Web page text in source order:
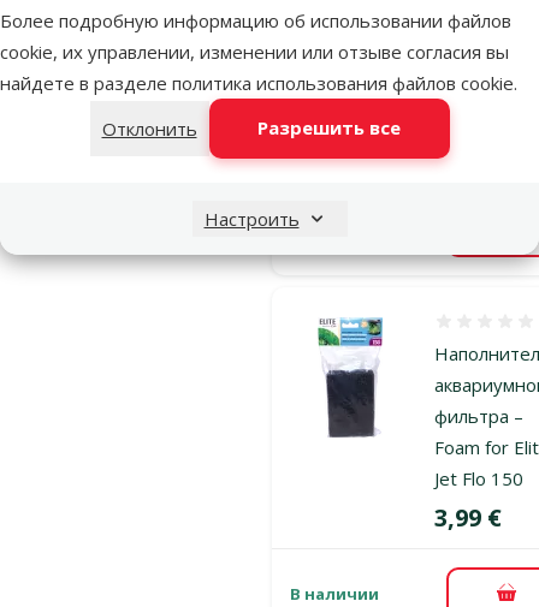
Более подробную информацию об использовании файлов
cookie, их управлении, изменении или отзыве согласия вы
найдете в разделе политика использования файлов cookie.
Отклонить
Разрешить все
Настроить
фильтра –
Foam for
Jet Flo 100
Цена
2,99 €
В наличии В
фильтра –
Foam for
Jet Flo 150
Цена
3,99 €
В наличии